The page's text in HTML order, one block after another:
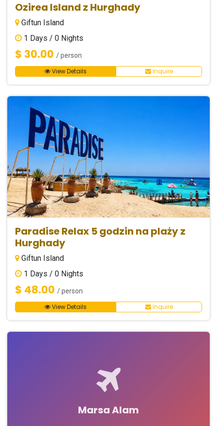
Ozirea Island z Hurghady
Giftun Island
1 Days / 0 Nights
$ 30.00 / person
View Details Inquire
Paradise Relax 5 godzin na plaży z
Hurghady
Giftun Island
1 Days / 0 Nights
$ 48.00 / person
View Details Inquire
Marsa Alam